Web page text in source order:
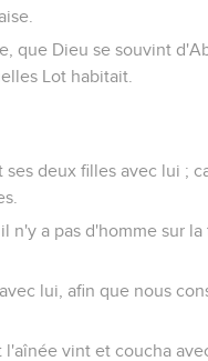
que Dieu se souvint
Lot habitait.
deux filles avec lui ;
a pas d'homme sur
lui, afin que nous
vint et coucha